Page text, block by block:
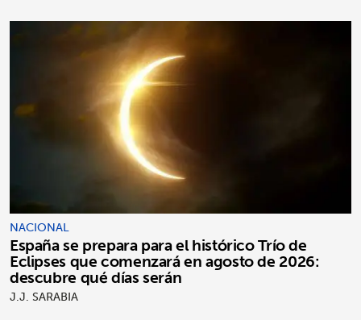
NACIONAL
España se prepara para el histórico Trío de
Eclipses que comenzará en agosto de 2026:
descubre qué días serán
J.J. SARABIA